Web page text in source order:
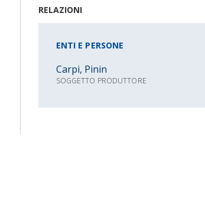
RELAZIONI
ENTI E PERSONE
Carpi, Pinin
SOGGETTO PRODUTTORE